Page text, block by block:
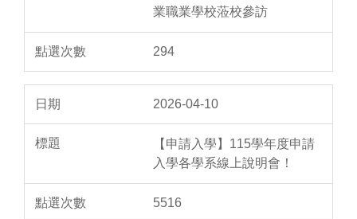
業職業學校蒞校參訪
294
2026-04-10
【申請入學】115學年度申請
入學各學系線上說明會！
5516